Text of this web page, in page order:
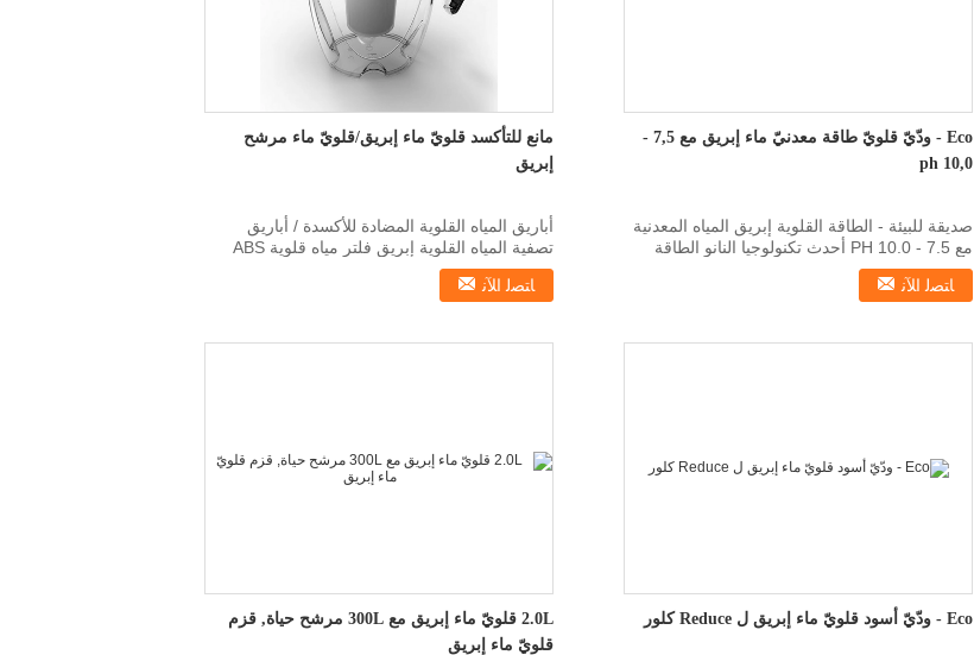
مانع للتأكسد قلويّ ماء إبريق/قلويّ ماء مرشح
إبريق
أباريق المياه القلوية المضادة للأكسدة / أباريق
تصفية المياه القلوية إبريق فلتر مياه قلوية ABS
لون أز...
ﺎﺘﺼﻟ ﺍﻶﻧ
Eco - ودّيّ قلويّ طاقة معدنيّ ماء إبريق مع 7,5 -
10,0 ph
صديقة للبيئة - الطاقة القلوية إبريق المياه المعدنية
مع 7.5 - 10.0 PH أحدث تكنولوجيا النانو الطاقة
ال...
ﺎﺘﺼﻟ ﺍﻶﻧ
2.0L قلويّ ماء إبريق مع 300L مرشح حياة, قزم
قلويّ ماء إبريق
Eco - ودّيّ أسود قلويّ ماء إبريق ل Reduce كلور